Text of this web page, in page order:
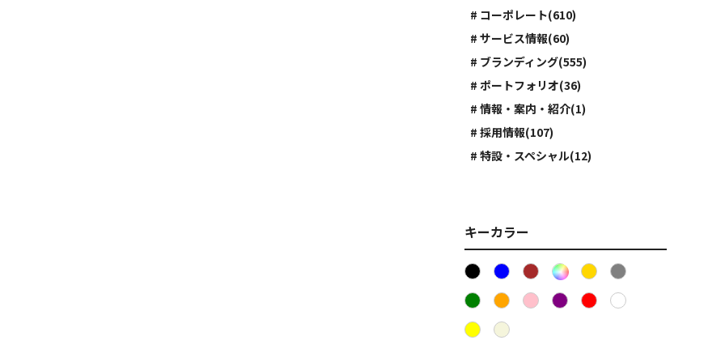
# コーポレート(610)
# サービス情報(60)
# ブランディング(555)
# ポートフォリオ(36)
# 情報・案内・紹介(1)
# 採用情報(107)
# 特設・スペシャル(12)
キーカラー